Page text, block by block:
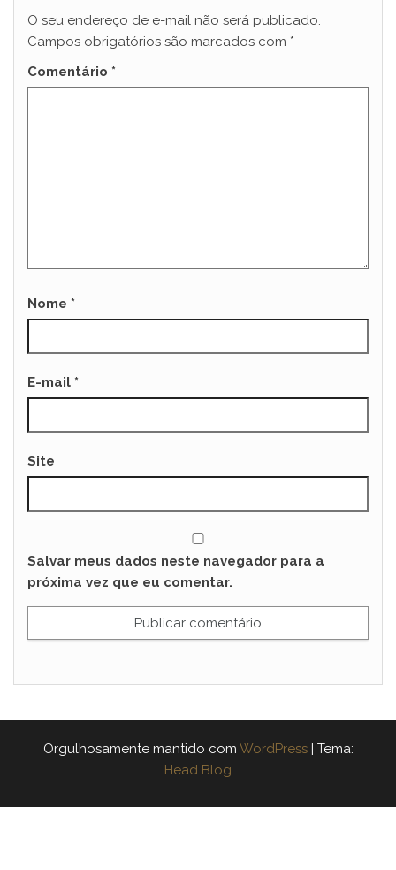
O seu endereço de e-mail não será publicado.
Campos obrigatórios são marcados com *
Comentário *
Nome *
E-mail *
Site
Salvar meus dados neste navegador para a
próxima vez que eu comentar.
Orgulhosamente mantido com WordPress | Tema:
Head Blog